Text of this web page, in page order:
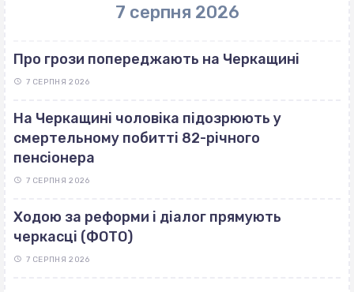
7 серпня 2026
Про грози попереджають на Черкащині
7 СЕРПНЯ 2026
На Черкащині чоловіка підозрюють у
смертельному побитті 82-річного
пенсіонера
7 СЕРПНЯ 2026
Ходою за реформи і діалог прямують
черкасці (ФОТО)
7 СЕРПНЯ 2026